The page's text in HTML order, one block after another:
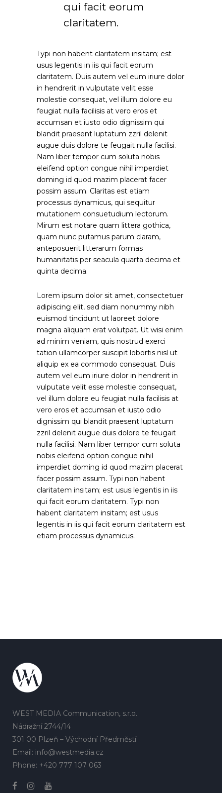
qui facit eorum
claritatem.
Typi non habent claritatem insitam; est
usus legentis in iis qui facit eorum
claritatem. Duis autem vel eum iriure dolor
in hendrerit in vulputate velit esse
molestie consequat, vel illum dolore eu
feugiat nulla facilisis at vero eros et
accumsan et iusto odio dignissim qui
blandit praesent luptatum zzril delenit
augue duis dolore te feugait nulla facilisi.
Nam liber tempor cum soluta nobis
eleifend option congue nihil imperdiet
doming id quod mazim placerat facer
possim assum. Claritas est etiam
processus dynamicus, qui sequitur
mutationem consuetudium lectorum.
Mirum est notare quam littera gothica,
quam nunc putamus parum claram,
anteposuerit litterarum formas
humanitatis per seacula quarta decima et
quinta decima.
Lorem ipsum dolor sit amet, consectetuer
adipiscing elit, sed diam nonummy nibh
euismod tincidunt ut laoreet dolore
magna aliquam erat volutpat. Ut wisi enim
ad minim veniam, quis nostrud exerci
tation ullamcorper suscipit lobortis nisl ut
aliquip ex ea commodo consequat. Duis
autem vel eum iriure dolor in hendrerit in
vulputate velit esse molestie consequat,
vel illum dolore eu feugiat nulla facilisis at
vero eros et accumsan et iusto odio
dignissim qui blandit praesent luptatum
zzril delenit augue duis dolore te feugait
nulla facilisi. Nam liber tempor cum soluta
nobis eleifend option congue nihil
imperdiet doming id quod mazim placerat
facer possim assum. Typi non habent
claritatem insitam; est usus legentis in iis
qui facit eorum claritatem. Typi non
habent claritatem insitam; est usus
legentis in iis qui facit eorum claritatem est
etiam processus dynamicus.
WEST MEDIA Communication, s.r.o.
Nádražní 2744/14
301 00 Plzeň – Východní Předměstí
Email: info@westmedia.cz
Phone: +420 777 107 063